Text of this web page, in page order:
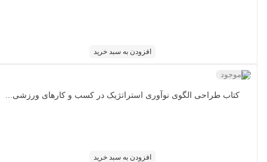
افزودن به سبد خرید
کتاب طراحی الگوی نوآوری استراتژیک در کسب و کارهای ورزشی...
ناموجود
افزودن به سبد خرید